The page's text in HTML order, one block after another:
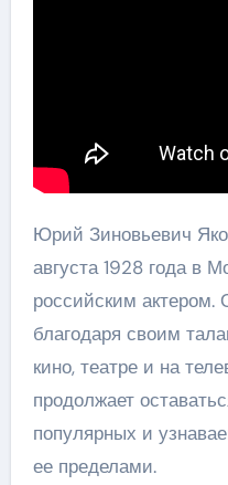
Юрий Зиновьевич
августа 1928 года в
российским актером.
благодаря своим
кино, театре и на
продолжает
популярных и
ее пределами.